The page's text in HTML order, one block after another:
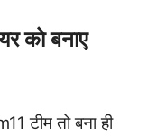
को बनाए
टीम तो बना ही